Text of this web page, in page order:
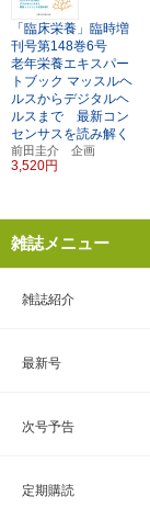
「臨床栄養」臨時増
刊号第148巻6号
老年栄養エキスパー
トブック マッスルヘ
ルスからデジタルヘ
ルスまで 最新コン
センサスを読み解く
前田圭介 企画
3,520円
雑誌メニュー
雑誌紹介
最新号
次号予告
定期購読